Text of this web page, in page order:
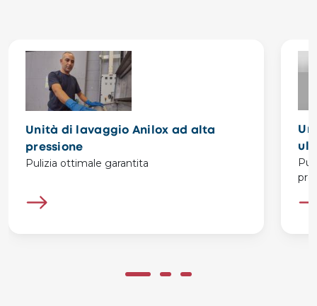
Unità di lavaggio Anilox ad alta
pressione
Pulizia ottimale garantita